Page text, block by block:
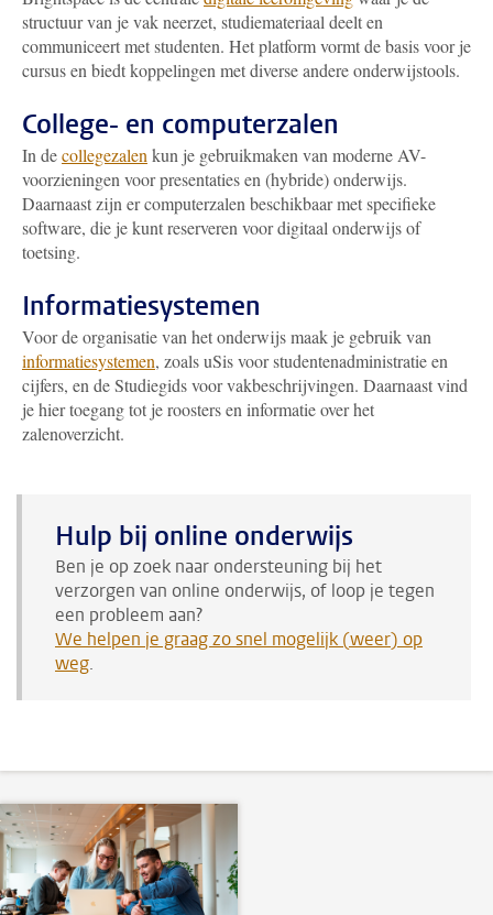
structuur van je vak neerzet, studiemateriaal deelt en
communiceert met studenten. Het platform vormt de basis voor je
cursus en biedt koppelingen met diverse andere onderwijstools.
College- en computerzalen
In decollegezalen kun je gebruikmaken van moderne AV-
voorzieningen voor presentaties en (hybride) onderwijs.
Daarnaast zijn er computerzalen beschikbaar met specifieke
software, die je kunt reserveren voor digitaal onderwijs of
toetsing.
Informatiesystemen
Voor de organisatie van het onderwijs maak je gebruik van
informatiesystemen, zoals uSis voor studentenadministratie en
cijfers, en de Studiegids voor vakbeschrijvingen. Daarnaast vind
je hier toegang tot je roosters en informatie over het
zalenoverzicht.
Hulp bij online onderwijs
Ben je op zoek naar ondersteuning bij het
verzorgen van online onderwijs, of loop je tegen
een probleem aan?
We helpen je graag zo snel mogelijk (weer) op
weg.